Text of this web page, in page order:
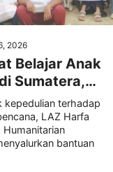
2026
Belajar Anak
Sumatera,
SEAHUM
Sekolah
kepedulian terhadap
LAZ Harfa
bantuan